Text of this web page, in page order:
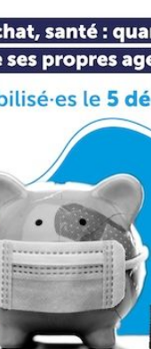
Découvrir
l'UNSA